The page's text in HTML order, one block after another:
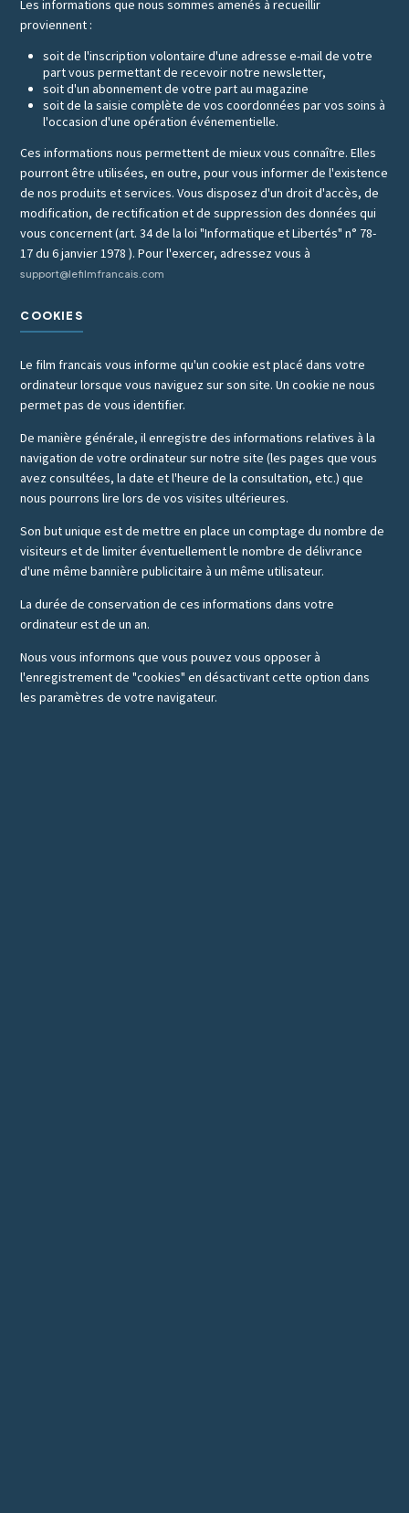
Les informations que nous sommes amenés à recueillir
proviennent :
soit de l'inscription volontaire d'une adresse e-mail de votre
part vous permettant de recevoir notre newsletter,
soit d'un abonnement de votre part au magazine
soit de la saisie complète de vos coordonnées par vos soins à
l'occasion d'une opération événementielle.
Ces informations nous permettent de mieux vous connaître. Elles
pourront être utilisées, en outre, pour vous informer de l'existence
de nos produits et services. Vous disposez d'un droit d'accès, de
modification, de rectification et de suppression des données qui
vous concernent (art. 34 de la loi "Informatique et Libertés" n° 78-
17 du 6 janvier 1978 ). Pour l'exercer, adressez vous à
support@lefilmfrancais.com
COOKIES
Le film francais vous informe qu'un cookie est placé dans votre
ordinateur lorsque vous naviguez sur son site. Un cookie ne nous
permet pas de vous identifier.
De manière générale, il enregistre des informations relatives à la
navigation de votre ordinateur sur notre site (les pages que vous
avez consultées, la date et l'heure de la consultation, etc.) que
nous pourrons lire lors de vos visites ultérieures.
Son but unique est de mettre en place un comptage du nombre de
visiteurs et de limiter éventuellement le nombre de délivrance
d'une même bannière publicitaire à un même utilisateur.
La durée de conservation de ces informations dans votre
ordinateur est de un an.
Nous vous informons que vous pouvez vous opposer à
l'enregistrement de "cookies" en désactivant cette option dans
les paramètres de votre navigateur.